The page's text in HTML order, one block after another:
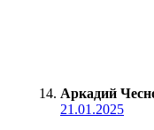
Аркадий
21.01.2025